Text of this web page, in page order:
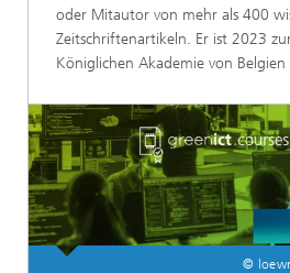
oder Mitautor von mehr als 400
Zeitschriftenartikeln. Er ist 2023
Königlichen Akademie von
©